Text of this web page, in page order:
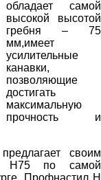
обладает самой
высокой высотой
гребня – 75
мм,имеет
усилительные
канавки,
позволяющие
достигать
максимальную
прочность и
своим
Н75 по самой
Профнастил Н